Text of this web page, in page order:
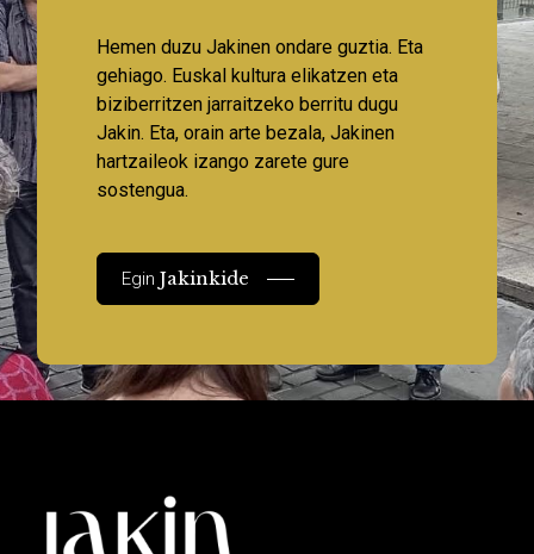
Hemen duzu Jakinen ondare guztia. Eta
gehiago. Euskal kultura elikatzen eta
biziberritzen jarraitzeko berritu dugu
Jakin. Eta, orain arte bezala, Jakinen
hartzaileok izango zarete gure
sostengua.
EginJakinkide